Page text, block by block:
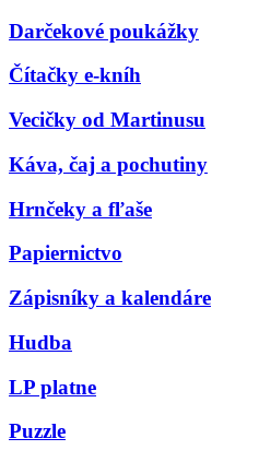
Darčekové poukážky
Čítačky e-kníh
Vecičky od Martinusu
Káva, čaj a pochutiny
Hrnčeky a fľaše
Papiernictvo
Zápisníky a kalendáre
Hudba
LP platne
Puzzle